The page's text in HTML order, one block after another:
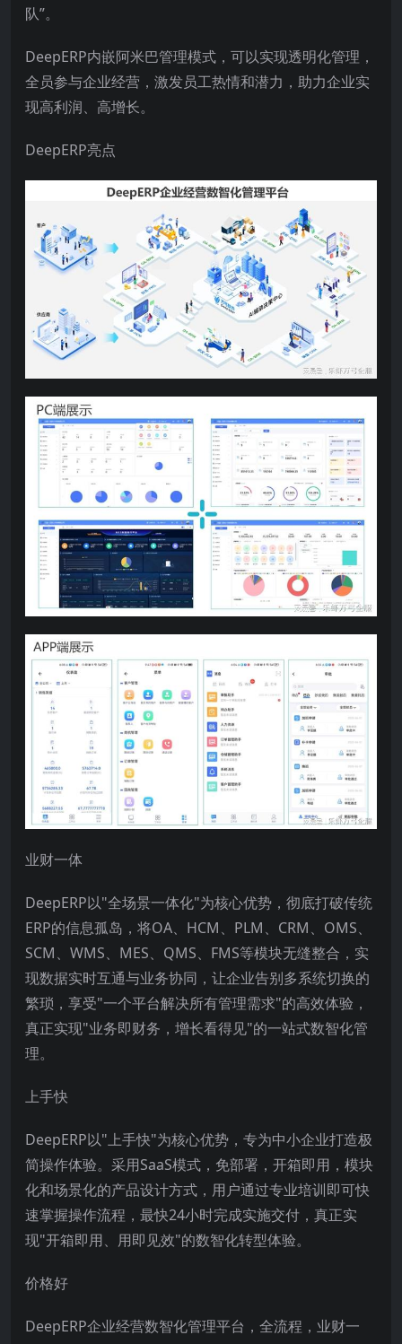
队”。
DeepERP内嵌阿米巴管理模式，可以实现透明化管理，
全员参与企业经营，激发员工热情和潜力，助力企业实
现高利润、高增长。
DeepERP亮点
业财一体
DeepERP以"全场景一体化"为核心优势，彻底打破传统
ERP的信息孤岛，将OA、HCM、PLM、CRM、OMS、
SCM、WMS、MES、QMS、FMS等模块无缝整合，实
现数据实时互通与业务协同，让企业告别多系统切换的
繁琐，享受"一个平台解决所有管理需求"的高效体验，
真正实现"业务即财务，增长看得见"的一站式数智化管
理。
上手快
DeepERP以"上手快"为核心优势，专为中小企业打造极
简操作体验。采用SaaS模式，免部署，开箱即用，模块
化和场景化的产品设计方式，用户通过专业培训即可快
速掌握操作流程，最快24小时完成实施交付，真正实
现"开箱即用、用即见效"的数智化转型体验。
价格好
DeepERP企业经营数智化管理平台，全流程，业财一